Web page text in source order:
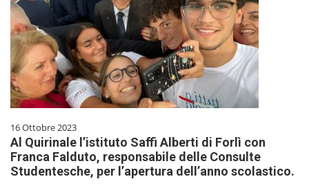
16 Ottobre 2023
Al Quirinale l’istituto Saffi Alberti di Forlì con
Franca Falduto, responsabile delle Consulte
Studentesche, per l’apertura dell’anno scolastico.